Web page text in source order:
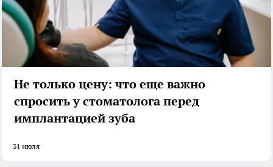
Не только цену: что еще важно
спросить у стоматолога перед
имплантацией зуба
31 июля